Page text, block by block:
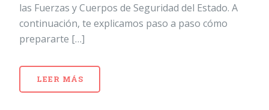
las Fuerzas y Cuerpos de Seguridad del Estado. A
continuación, te explicamos paso a paso cómo
prepararte […]
LEER MÁS